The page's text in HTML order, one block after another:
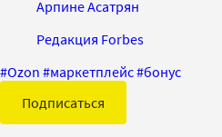
Арпине Асатрян
Редакция Forbes
#Ozon #маркетплейс#бонус
Подписаться